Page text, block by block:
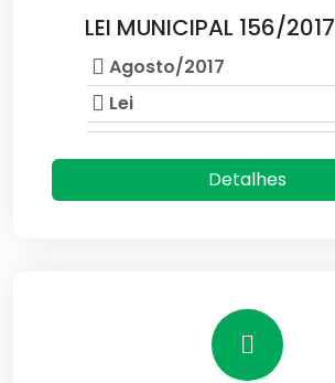
LEI MUNICIPAL 156/2017
Agosto/2017
Lei
Detalhes